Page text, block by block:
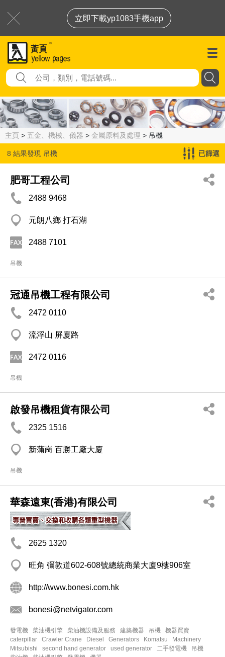
立即下載yp1083手機app
主頁 > 五金、機械、儀器 > 金屬原料及處理 > 吊機
8 結果發現 吊機 已篩選
肥哥工程公司
2488 9468
元朗八鄉 打石湖
2488 7101
吊機
冠通吊機工程有限公司
2472 0110
流浮山 屏廈路
2472 0116
吊機
啟發吊機租貨有限公司
2325 1516
新蒲崗 百勝工廠大廈
吊機
華森遠東(香港)有限公司
2625 1320
旺角 彌敦道602-608號總統商業大廈9樓906室
http://www.bonesi.com.hk
bonesi@netvigator.com
發電機 柴油機引擎 柴油機設備及服務 建築機器 吊機
機器買賣
caterpillar
Crawler Crane Diesel Generators Komatsu
Machinery
Mitsubishi
second hand generator used generator 二手發電機
吊機